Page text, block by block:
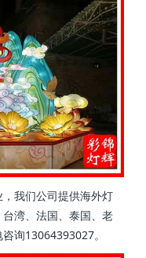
我们公司提供海外灯
湾、法国、泰国、老
询13064393027。